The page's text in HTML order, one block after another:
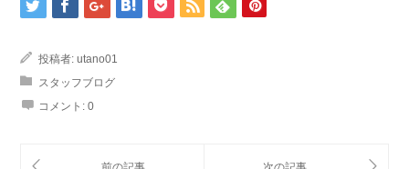
投稿者: utano01
スタッフブログ
コメント: 0